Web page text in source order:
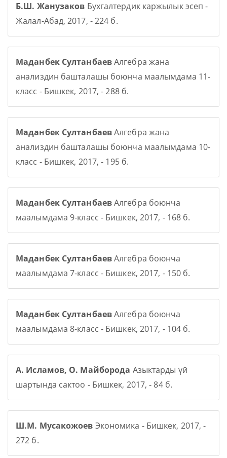
Б.Ш. Жанузаков Бухгалтердик каржылык эсеп -
Жалал-Абад, 2017, - 224 б.
Маданбек СултанбаевАлгебра жана
анализдин башталашы боюнча маалымдама 11-
класс - Бишкек, 2017, - 288 б.
Маданбек СултанбаевАлгебра жана
анализдин башталашы боюнча маалымдама 10-
класс - Бишкек, 2017, - 195 б.
Маданбек СултанбаевАлгебра боюнча
маалымдама 9-класс - Бишкек, 2017, - 168 б.
Маданбек СултанбаевАлгебра боюнча
маалымдама 7-класс - Бишкек, 2017, - 150 б.
Маданбек СултанбаевАлгебра боюнча
маалымдама 8-класс - Бишкек, 2017, - 104 б.
А. Исламов, О. Майборода Азыктарды үй
шартында сактоо - Бишкек, 2017, - 84 б.
Ш.М. Мусакожоев Экономика - Бишкек, 2017, -
272 б.